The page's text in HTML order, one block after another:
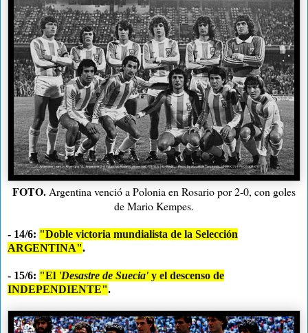
FOTO. Argentina venció a Polonia en Rosario por 2-0, con goles
de Mario Kempes.
- 14/6: "Doble victoria mundialista de la Selección
ARGENTINA".
- 15/6: "El 'Desastre de Suecia' y el descenso de
INDEPENDIENTE".